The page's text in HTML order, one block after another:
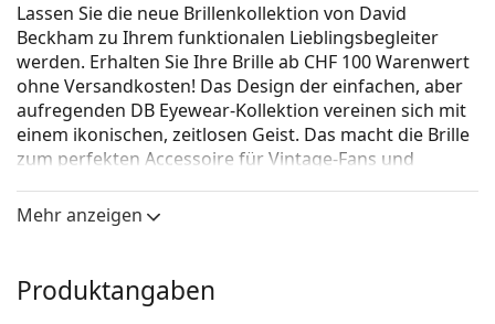
Lassen Sie die neue Brillenkollektion von David
Beckham zu Ihrem funktionalen Lieblingsbegleiter
werden. Erhalten Sie Ihre Brille ab CHF 100 Warenwert
ohne Versandkosten! Das Design der einfachen, aber
aufregenden DB Eyewear-Kollektion vereinen sich mit
einem ikonischen, zeitlosen Geist. Das macht die Brille
zum perfekten Accessoire für Vintage-Fans und
starken Mann geeignet, der einen klassischen,
individuellen Look schätzt.
Männer.
Mehr anzeigen
Produktangaben